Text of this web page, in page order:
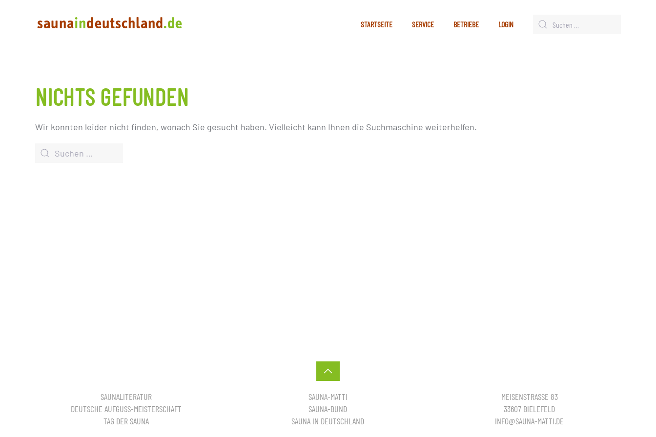
STARTSEITE SERVICE BETRIEBE LOGIN
NICHTS GEFUNDEN
Wir konnten leider nicht finden, wonach Sie gesucht haben. Vielleicht kann Ihnen die Suchmaschine weiterhelfen.
SAUNALITERATUR
DEUTSCHE AUFGUSS-MEISTERSCHAFT
TAG DER SAUNA
SAUNA-MATTI
SAUNA-BUND
SAUNA IN DEUTSCHLAND
MEISENSTRASSE 83
33607 BIELEFELD
INFO@SAUNA-MATTI.DE